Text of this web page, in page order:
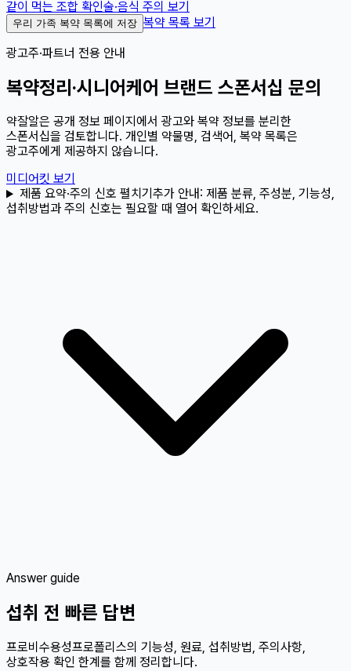
같이 먹는 조합 확인술·음식 주의 보기
우리 가족 복약 목록에 저장 복약 목록 보기
광고주·파트너 전용 안내
복약정리·시니어케어 브랜드 스폰서십 문의
약잘알은 공개 정보 페이지에서 광고와 복약 정보를 분리한
스폰서십을 검토합니다. 개인별 약물명, 검색어, 복약 목록은
광고주에게 제공하지 않습니다.
미디어킷 보기
제품 요약·주의 신호 펼치기 추가 안내: 제품 분류, 주성분, 기능성,
섭취방법과 주의 신호는 필요할 때 열어 확인하세요.
Answer guide
섭취 전 빠른 답변
프로비수용성프로폴리스의 기능성, 원료, 섭취방법, 주의사항,
상호작용 확인 한계를 함께 정리합니다.